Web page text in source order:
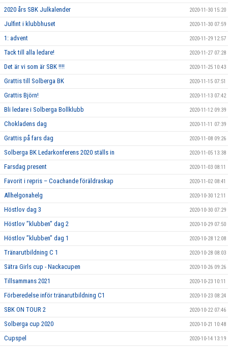
2020 års SBK Julkalender 2020-11-30 15:20
Julfint i klubbhuset 2020-11-30 07:59
1: advent 2020-11-29 12:57
Tack till alla ledare! 2020-11-27 07:28
Det är vi som är SBK !!!! 2020-11-25 10:43
Grattis till Solberga BK 2020-11-15 07:51
Grattis Björn! 2020-11-13 07:42
Bli ledare i Solberga Bollklubb 2020-11-12 09:39
Chokladens dag 2020-11-11 07:39
Grattis på fars dag 2020-11-08 09:26
Solberga BK Ledarkonferens 2020 ställs in 2020-11-05 13:38
Farsdag present 2020-11-03 08:11
Favorit i repris – Coachande föräldraskap 2020-11-02 08:41
Allhelgonahelg 2020-10-30 12:11
Höstlov dag 3 2020-10-30 07:29
Höstlov ”klubben” dag 2 2020-10-29 07:50
Höstlov ”klubben” dag 1 2020-10-28 12:08
Tränarutbildning C 1 2020-10-28 08:03
Sätra Girls cup - Nackacupen 2020-10-26 09:26
Tillsammans 2021 2020-10-23 10:11
Förberedelse inför tränarutbildning C1 2020-10-23 08:24
SBK ON TOUR 2 2020-10-22 07:46
Solberga cup 2020 2020-10-21 10:48
Cupspel 2020-10-14 13:19